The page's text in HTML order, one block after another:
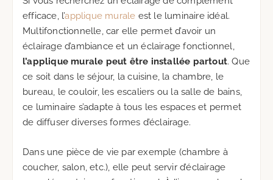
efficace, l’applique murale est le luminaire idéal.
Multifonctionnelle, car elle permet d’avoir un
éclairage d’ambiance et un éclairage fonctionnel,
l’applique murale peut être installée partout. Que
ce soit dans le séjour, la cuisine, la chambre, le
bureau, le couloir, les escaliers ou la salle de bains,
ce luminaire s’adapte à tous les espaces et permet
de diffuser diverses formes d’éclairage.
Dans une pièce de vie par exemple (chambre à
coucher, salon, etc.), elle peut servir d’éclairage